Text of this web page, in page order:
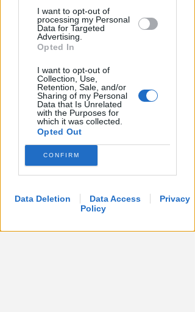
I want to opt-out of
processing my Personal
Data for Targeted
Advertising.
Opted In
I want to opt-out of
Collection, Use,
Retention, Sale, and/or
Sharing of my Personal
Data that Is Unrelated
with the Purposes for
which it was collected.
Opted Out
CONFIRM
Data Deletion Data Access
Privacy
Policy
UN 2026 SPARTIACQUE
Un semestre in crescita.
Presente, futuro e "nodi" da
affrontare per l'aeroporto